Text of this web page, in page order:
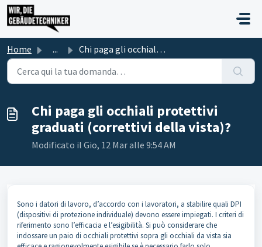
Salta al contenuto principale
Home ... Chi paga gli occhiali protettivi graduati (correttivi del...
Chi paga gli occhiali protettivi
graduati (correttivi della vista)?
Modificato il Gio, 12 Mar alle 9:54 AM
Sono i datori di lavoro, d’accordo con i lavoratori, a stabilire quali DPI
(dispositivi di protezione individuale) devono essere impiegati. I criteri di
riferimento sono l’efficacia e l’esigibilità. Si può considerare che
indossare un paio di occhiali protettivi sopra gli occhiali da vista sia